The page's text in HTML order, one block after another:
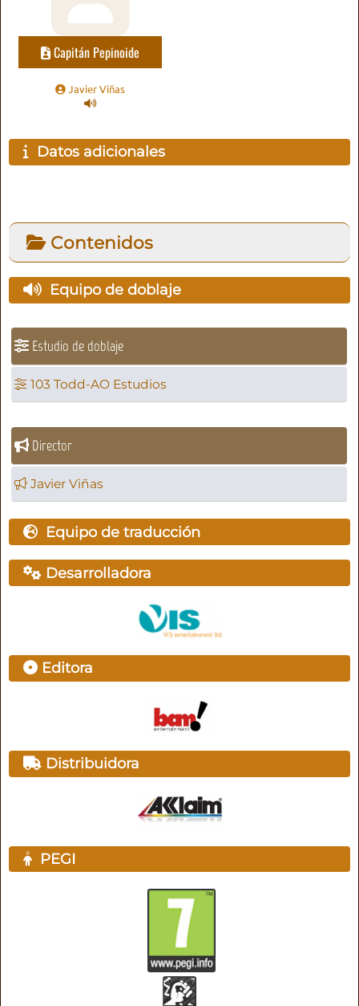
Capitán Pepinoide
Javier Viñas
Datos adicionales
Contenidos
Equipo de doblaje
Estudio de doblaje
103 Todd-AO Estudios
Director
Javier Viñas
Equipo de traducción
Desarrolladora
Editora
Distribuidora
PEGI